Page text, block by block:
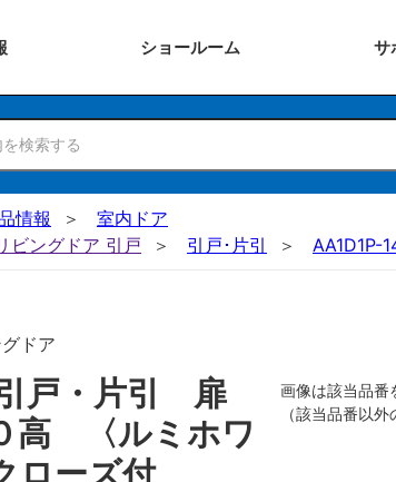
ショールーム サ
情報
室内ドア
ビングドア 引戸
引戸･片引 AA1D1P-
ドア
戸・片引 扉
高 〈ルミホワ
ーズ付
画像は該当品番
（該当品番以